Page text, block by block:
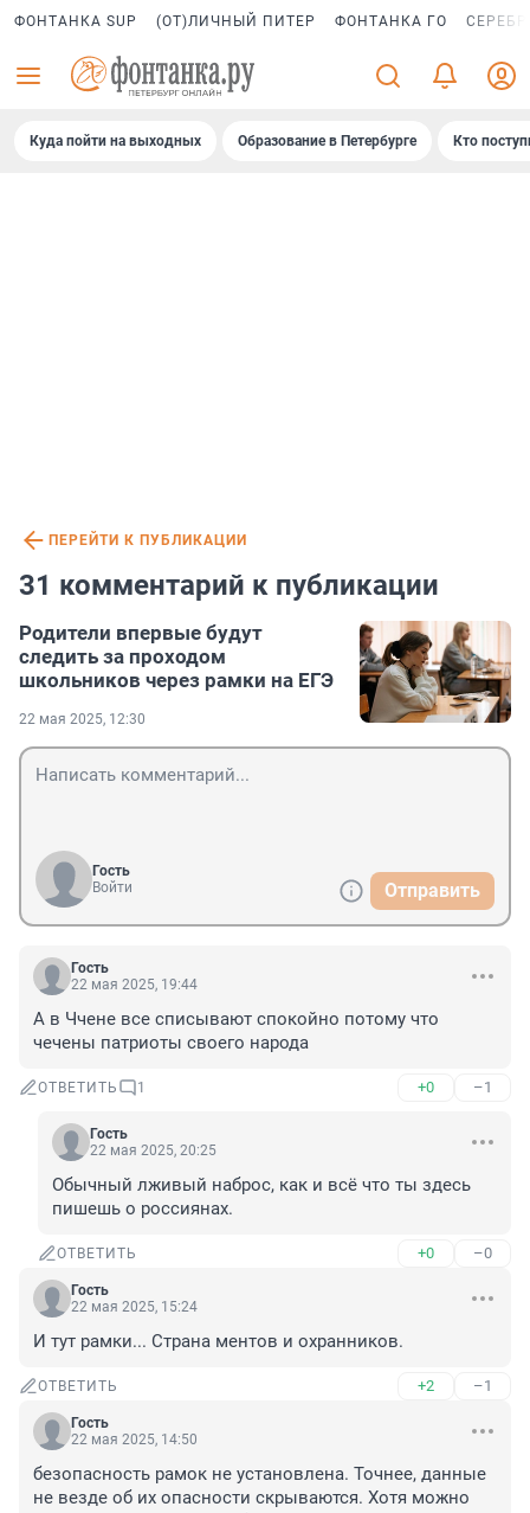
ФОНТАНКА SUP (ОТ)ЛИЧНЫЙ ПИТЕР ФОНТАНКА ГО
Куда пойти на выходных Образование в Петербурге Кто
ПЕРЕЙТИ К ПУБЛИКАЦИИ
31 комментарий к публикации
Родители впервые будут
следить за проходом
школьников через рамки на ЕГЭ
22 мая 2025, 12:30
Гость
Войти
Отправить
Гость
22 мая 2025, 19:44
А в Ччене все списывают спокойно потому что
чечены патриоты своего народа
ОТВЕТИТЬ 1 +0 –1
Гость
22 мая 2025, 20:25
Обычный лживый наброс, как и всё что ты здесь
пишешь о россиянах.
ОТВЕТИТЬ +0 –0
Гость
22 мая 2025, 15:24
И тут рамки... Страна ментов и охранников.
ОТВЕТИТЬ +2 –1
Гость
22 мая 2025, 14:50
безопасность рамок не установлена. Точнее, данные
не везде об их опасности скрываются. Хотя можно